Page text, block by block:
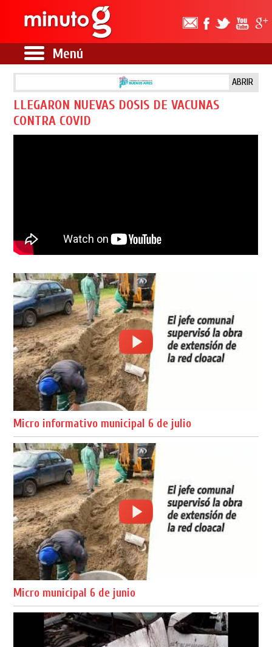
Menú
ABRIR
LLEGARON NUEVAS DOSIS DE VACUNAS
CONTRA COVID
Micro informativo municipal 6 de julio
Micro municipal 6 de junio